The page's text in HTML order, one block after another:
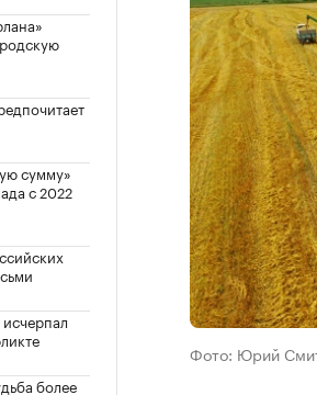
сумму»
с 2022
более
Фото: Юрий